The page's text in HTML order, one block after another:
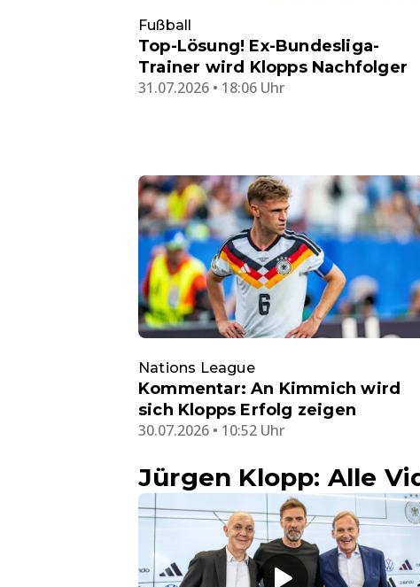
Fußball
Top-Lösung! Ex-Bundesliga-
Trainer wird Klopps Nachfolger
31.07.2026 • 18:06 Uhr
Nations League
Kommentar: An Kimmich wird
sich Klopps Erfolg zeigen
30.07.2026 • 10:52 Uhr
Jürgen Klopp: Alle